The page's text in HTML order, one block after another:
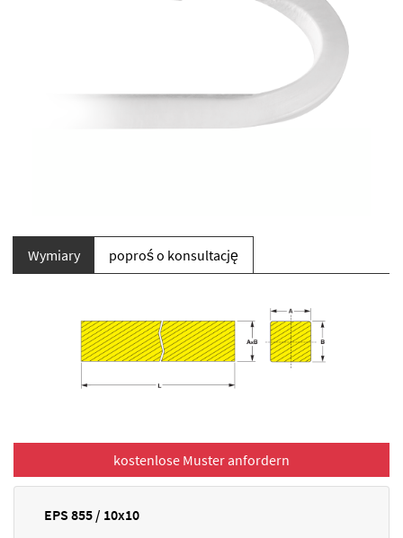
Wymiary poproś o konsultację
EPS 855 / 10x10